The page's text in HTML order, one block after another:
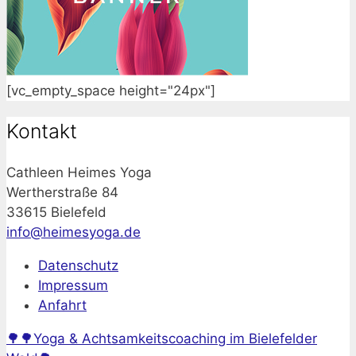
[vc_empty_space height="24px"]
Kontakt
Cathleen Heimes Yoga
Wertherstraße 84
33615 Bielefeld
info@heimesyoga.de
Datenschutz
Impressum
Anfahrt
🌳🌳Yoga & Achtsamkeitscoaching im Bielefelder